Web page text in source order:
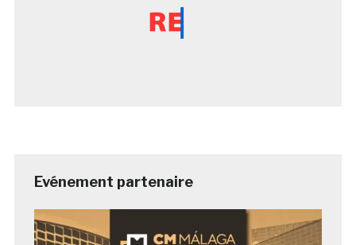
Evénement partenaire